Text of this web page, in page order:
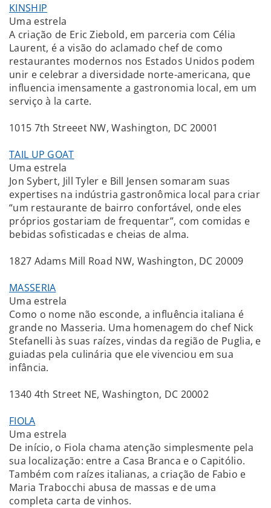
KINSHIP
Uma estrela
A criação de Eric Ziebold, em parceria com Célia
Laurent, é a visão do aclamado chef de como
restaurantes modernos nos Estados Unidos podem
unir e celebrar a diversidade norte-americana, que
influencia imensamente a gastronomia local, em um
serviço à la carte.
1015 7th Streeet NW, Washington, DC 20001
TAIL UP GOAT
Uma estrela
Jon Sybert, Jill Tyler e Bill Jensen somaram suas
expertises na indústria gastronômica local para criar
“um restaurante de bairro confortável, onde eles
próprios gostariam de frequentar”, com comidas e
bebidas sofisticadas e cheias de alma.
1827 Adams Mill Road NW, Washington, DC 20009
MASSERIA
Uma estrela
Como o nome não esconde, a influência italiana é
grande no Masseria. Uma homenagem do chef Nick
Stefanelli às suas raízes, vindas da região de Puglia, e
guiadas pela culinária que ele vivenciou em sua
infância.
1340 4th Street NE, Washington, DC 20002
FIOLA
Uma estrela
De início, o Fiola chama atenção simplesmente pela
sua localização: entre a Casa Branca e o Capitólio.
Também com raízes italianas, a criação de Fabio e
Maria Trabocchi abusa de massas e de uma
completa carta de vinhos.